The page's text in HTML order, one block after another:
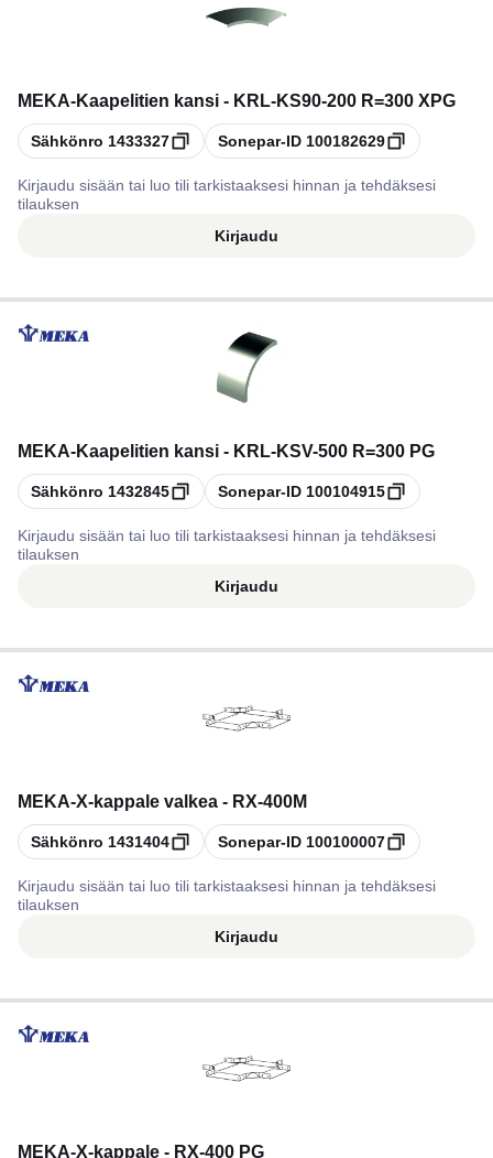
MEKA-Kaapelitien kansi - KRL-KS90-200 R=300 XPG
Kopioi
Sähkönro 1433327 Kopioi
Sonepar-ID 100182629
Kirjaudu sisään tai luo tili tarkistaaksesi hinnan ja tehdäksesi
tilauksen
Kirjaudu
MEKA-Kaapelitien kansi - KRL-KSV-500 R=300 PG
Kopioi
Sähkönro 1432845 Kopioi
Sonepar-ID 100104915
Kirjaudu sisään tai luo tili tarkistaaksesi hinnan ja tehdäksesi
tilauksen
Kirjaudu
MEKA-X-kappale valkea - RX-400M
Kopioi
Sähkönro 1431404 Kopioi
Sonepar-ID 100100007
Kirjaudu sisään tai luo tili tarkistaaksesi hinnan ja tehdäksesi
tilauksen
Kirjaudu
MEKA-X-kappale - RX-400 PG